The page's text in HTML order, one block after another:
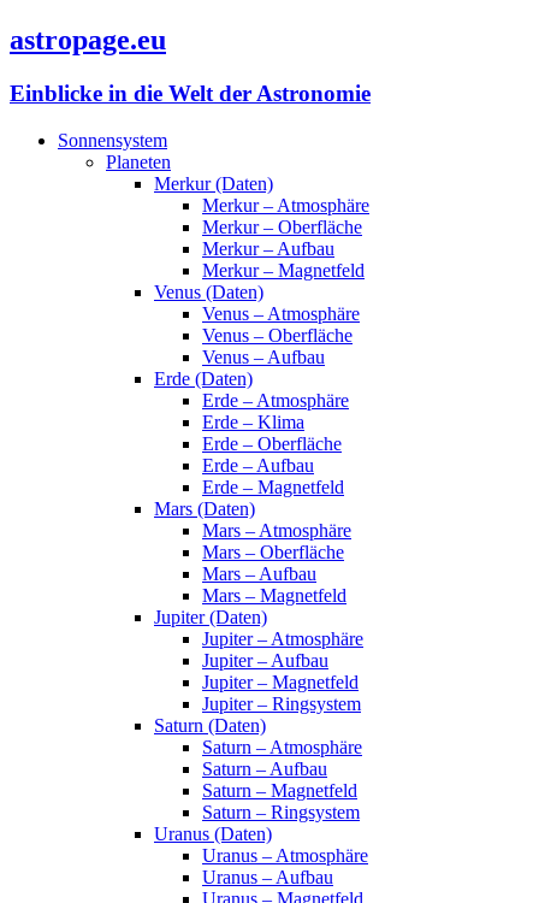
astropage.eu
Einblicke in die Welt der Astronomie
Sonnensystem
Planeten
Merkur (Daten)
Merkur – Atmosphäre
Merkur – Oberfläche
Merkur – Aufbau
Merkur – Magnetfeld
Venus (Daten)
Venus – Atmosphäre
Venus – Oberfläche
Venus – Aufbau
Erde (Daten)
Erde – Atmosphäre
Erde – Klima
Erde – Oberfläche
Erde – Aufbau
Erde – Magnetfeld
Mars (Daten)
Mars – Atmosphäre
Mars – Oberfläche
Mars – Aufbau
Mars – Magnetfeld
Jupiter (Daten)
Jupiter – Atmosphäre
Jupiter – Aufbau
Jupiter – Magnetfeld
Jupiter – Ringsystem
Saturn (Daten)
Saturn – Atmosphäre
Saturn – Aufbau
Saturn – Magnetfeld
Saturn – Ringsystem
Uranus (Daten)
Uranus – Atmosphäre
Uranus – Aufbau
Uranus – Magnetfeld